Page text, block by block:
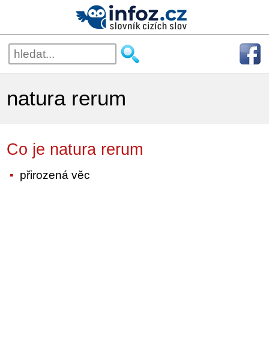
natura rerum
Co je natura rerum
přirozená věc